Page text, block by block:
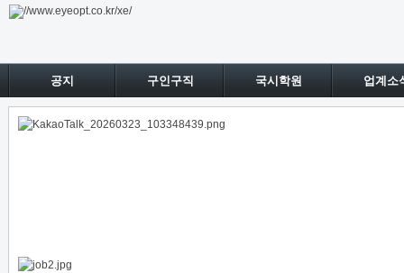
공지 구인구직 국시학원 업계소